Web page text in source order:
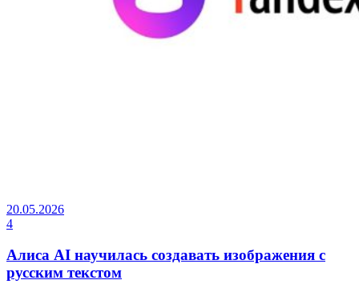
20.05.2026
4
Алиса AI научилась создавать изображения с
русским текстом